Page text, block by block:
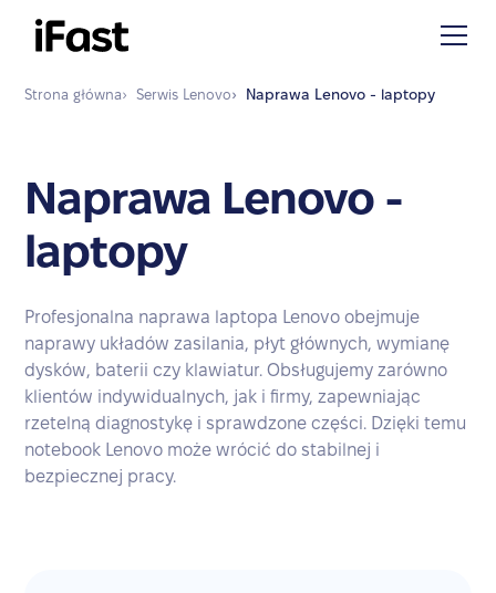
Strona główna› Serwis Lenovo› Naprawa Lenovo - laptopy
Naprawa Lenovo -
laptopy
Profesjonalna naprawa laptopa Lenovo obejmuje
naprawy układów zasilania, płyt głównych, wymianę
dysków, baterii czy klawiatur. Obsługujemy zarówno
klientów indywidualnych, jak i firmy, zapewniając
rzetelną diagnostykę i sprawdzone części. Dzięki temu
notebook Lenovo może wrócić do stabilnej i
bezpiecznej pracy.